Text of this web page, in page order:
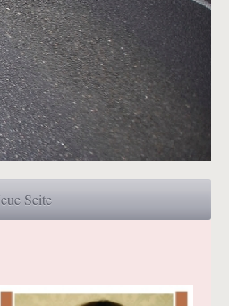
Seite